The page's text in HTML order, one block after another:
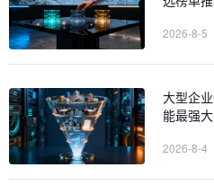
2026-8-5
大型企
能最强
2026-8-4